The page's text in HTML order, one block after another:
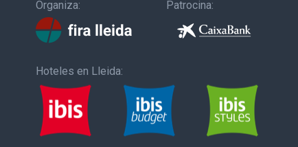
Organiza: Patrocina:
Hoteles en Lleida: